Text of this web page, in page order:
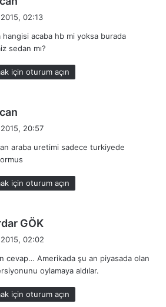
i
k
i
:
2015, 02:13
hangisi acaba hb mi yoksa burada
sedan mı?
için oturum açın
i
k
i
:
2015, 20:57
araba uretimi sadece turkiyede
için oturum açın
GÖK
i
k
i
:
2015, 02:02
cevap… Amerikada şu an piyasada olan
oylamaya aldılar.
için oturum açın